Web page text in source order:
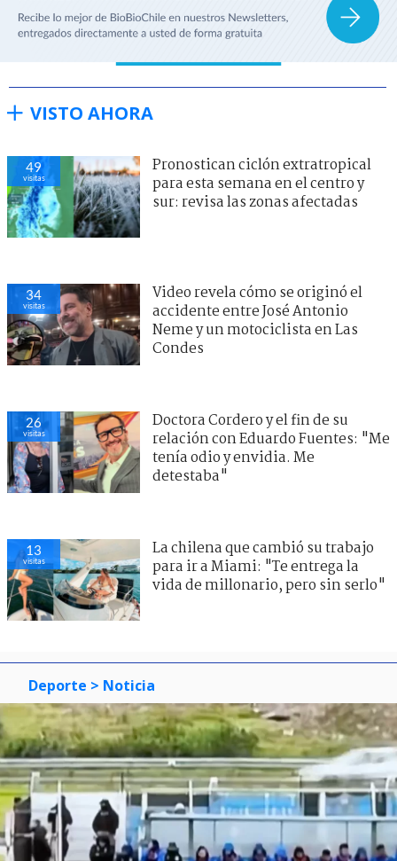
VISTO AHORA
49
visitas
Pronostican ciclón extratropical
para esta semana en el centro y
sur: revisa las zonas afectadas
34
visitas
Video revela cómo se originó el
accidente entre José Antonio
Neme y un motociclista en Las
Condes
26
visitas
Doctora Cordero y el fin de su
relación con Eduardo Fuentes: "Me
tenía odio y envidia. Me
detestaba"
13
visitas
La chilena que cambió su trabajo
para ir a Miami: "Te entrega la
vida de millonario, pero sin serlo"
Deporte > Noticia